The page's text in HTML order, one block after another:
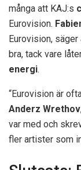
många att KAJ:s
Eurovision.
Eurovision,
bra, tack vare
energi.
“Eurovision är
Anderz Wrethov
var med och
fler artister som